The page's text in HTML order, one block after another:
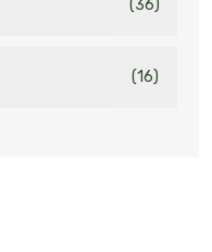
(36)
(16)